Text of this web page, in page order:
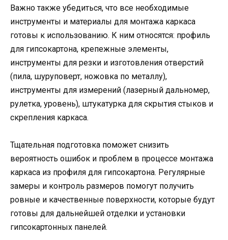
Важно также убедиться, что все необходимые
инструменты и материалы для монтажа каркаса
готовы к использованию. К ним относятся: профиль
для гипсокартона, крепежные элементы,
инструменты для резки и изготовления отверстий
(пила, шуруповерт, ножовка по металлу),
инструменты для измерений (лазерный дальномер,
рулетка, уровень), штукатурка для скрытия стыков и
скрепления каркаса.
Тщательная подготовка поможет снизить
вероятность ошибок и проблем в процессе монтажа
каркаса из профиля для гипсокартона. Регулярные
замеры и контроль размеров помогут получить
ровные и качественные поверхности, которые будут
готовы для дальнейшей отделки и установки
гипсокартонных панелей.